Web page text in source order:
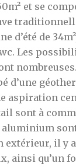
et se
d’été de
Les
nombreuses.
d’une
aspiration
sont à
extérieur, il y
ainsi qu’un